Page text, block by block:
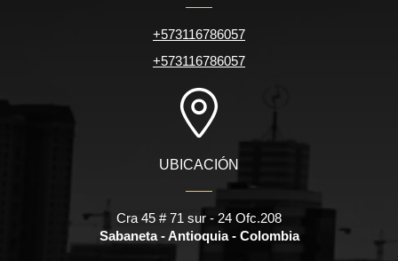
+573116786057
+573116786057
UBICACIÓN
Cra 45 # 71 sur - 24 Ofc.208
Sabaneta - Antioquia - Colombia